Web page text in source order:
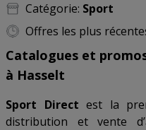
Catégorie: Sport
Offres les plus
Catalogues et
à Hasselt
Sport Direct est la
distribution et vente